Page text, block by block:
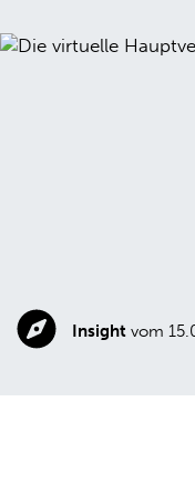
Insight vom